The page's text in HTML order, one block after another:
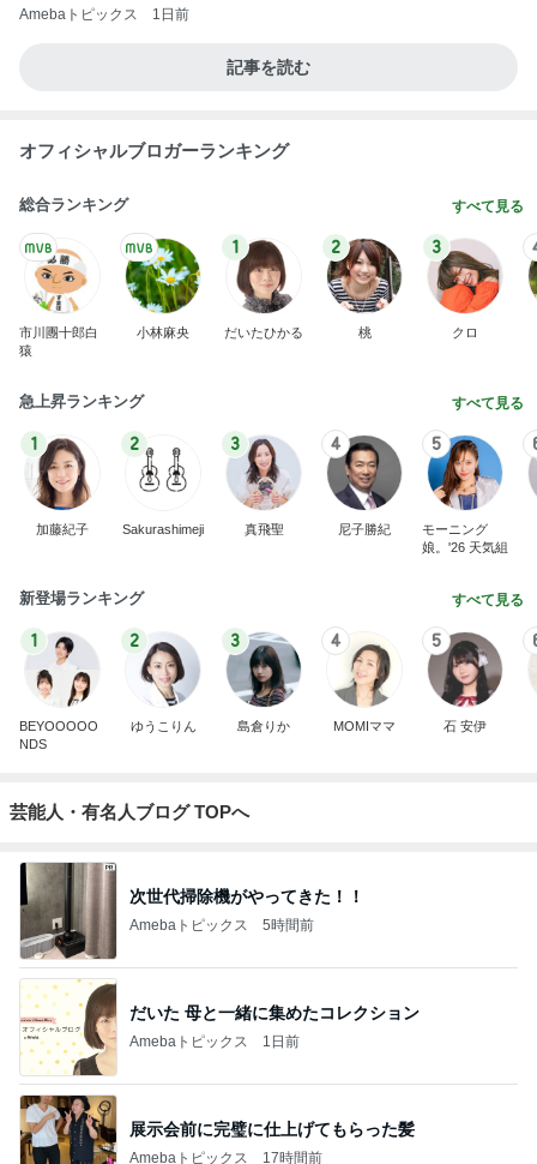
Amebaトピックス 1日前
記事を読む
オフィシャルブロガーランキング
総合ランキング すべて見る
市川團十郎白
猿
小林麻央
1
だいたひかる
2
桃
3
クロ
急上昇ランキング すべて見る
1
加藤紀子
2
Sakurashimeji
3
真飛聖
4
尼子勝紀
5
モーニング
娘。'26 天気組
新登場ランキング すべて見る
1
BEYOOOOO
NDS
2
ゆうこりん
3
島倉りか
4
MOMIママ
5
石 安伊
芸能人・有名人ブログ TOPへ
次世代掃除機がやってきた！！
Amebaトピックス 5時間前
だいた 母と一緒に集めたコレクション
Amebaトピックス 1日前
展示会前に完璧に仕上げてもらった髪
Amebaトピックス 17時間前